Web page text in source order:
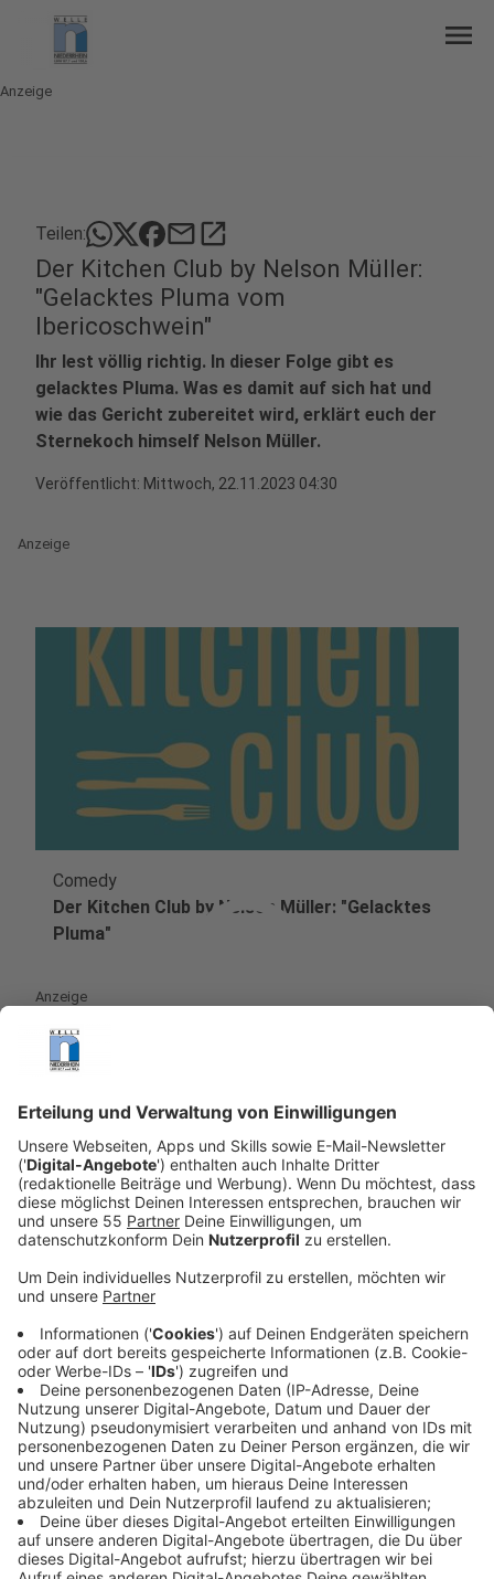
menu
Anzeige
Teilen: mailopen_in_new
Der Kitchen Club by Nelson Müller:
"Gelacktes Pluma vom
Ibericoschwein"
Ihr lest völlig richtig. In dieser Folge gibt es
gelacktes Pluma. Was es damit auf sich hat und
wie das Gericht zubereitet wird, erklärt euch der
Sternekoch himself Nelson Müller.
Veröffentlicht: Mittwoch, 22.11.2023 04:30
Anzeige
play_circle
Comedy
Der Kitchen Club by Nelson Müller: "Gelacktes
Pluma"
Anzeige
Das Rezept: "Gelacktes Pluma
Anzeige
Zutaten für das Pluma:
600g Pluma
4 Garnelen
Zutaten für ein Tandoorilack:
50ml Ketjab Manis
0,010l Sojasoße
100g Tandooripaste rot
100g Honig
50ml reduzierte Kalbsjus
Stärke
Zutaten für ein Tomatengelee: